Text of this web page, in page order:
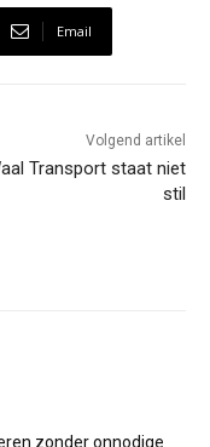
Email
Volgend artikel
Transport staat niet
stil
zonder onnodige